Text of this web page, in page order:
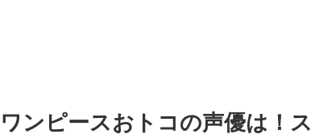
ワンピースおトコの声優は！ス